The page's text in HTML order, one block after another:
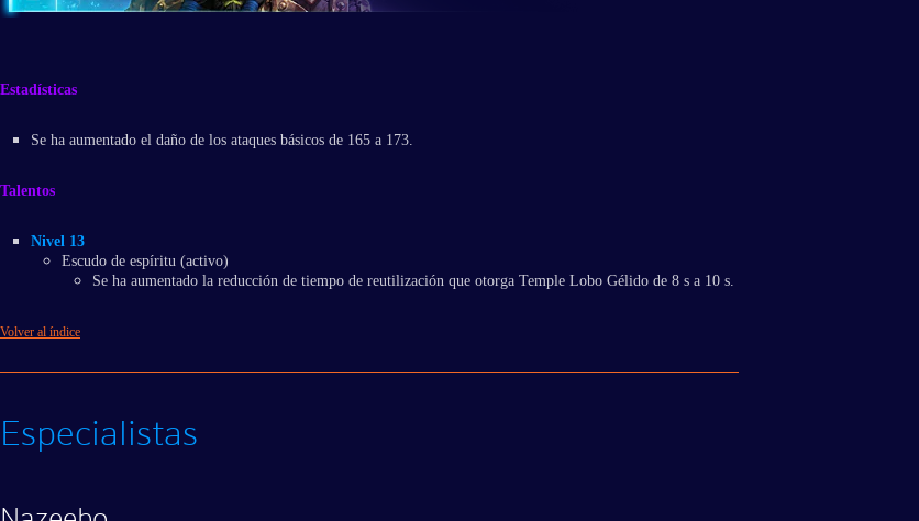
Estadísticas
Se ha aumentado el daño de los ataques básicos de 165 a 173.
Talentos
Nivel 13
Escudo de espíritu (activo)
Se ha aumentado la reducción de tiempo de reutilización que otorga Temple Lobo Gélido de 8 s a 10 s.
Volver al índice
Especialistas